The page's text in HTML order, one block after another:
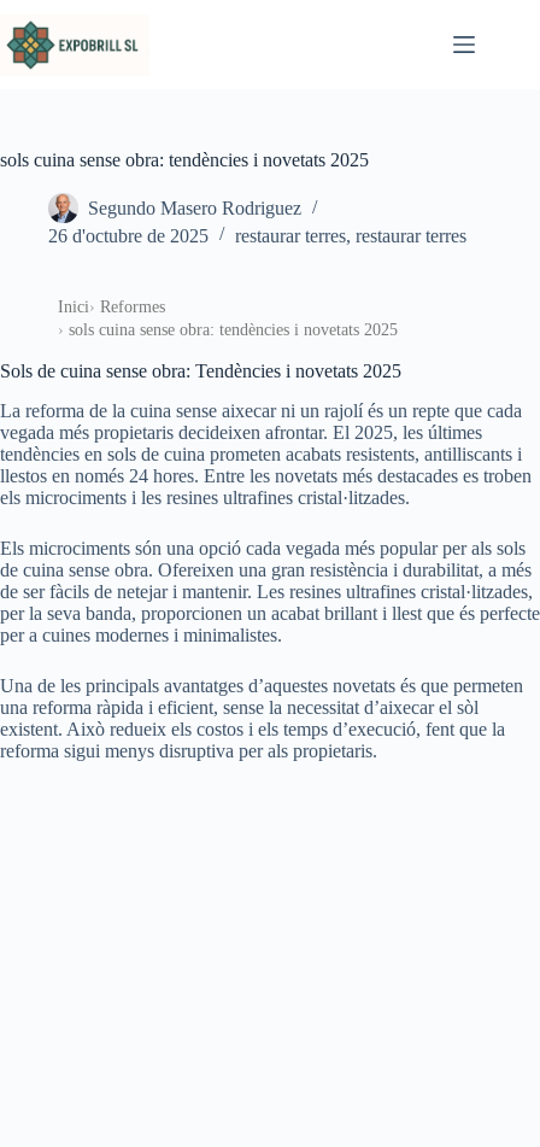
sols cuina sense obra: tendències i novetats 2025
Segundo Masero Rodriguez
26 d'octubre de 2025
restaurar terres, restaurar terres
Inici
Reformes
sols cuina sense obra: tendències i novetats 2025
Sols de cuina sense obra: Tendències i novetats 2025
La reforma de la cuina sense aixecar ni un rajolí és un repte que cada
vegada més propietaris decideixen afrontar. El 2025, les últimes
tendències en sols de cuina prometen acabats resistents, antilliscants i
llestos en només 24 hores. Entre les novetats més destacades es troben
els microciments i les resines ultrafines cristal·litzades.
Els microciments són una opció cada vegada més popular per als sols
de cuina sense obra. Ofereixen una gran resistència i durabilitat, a més
de ser fàcils de netejar i mantenir. Les resines ultrafines cristal·litzades,
per la seva banda, proporcionen un acabat brillant i llest que és perfecte
per a cuines modernes i minimalistes.
Una de les principals avantatges d’aquestes novetats és que permeten
una reforma ràpida i eficient, sense la necessitat d’aixecar el sòl
existent. Això redueix els costos i els temps d’execució, fent que la
reforma sigui menys disruptiva per als propietaris.